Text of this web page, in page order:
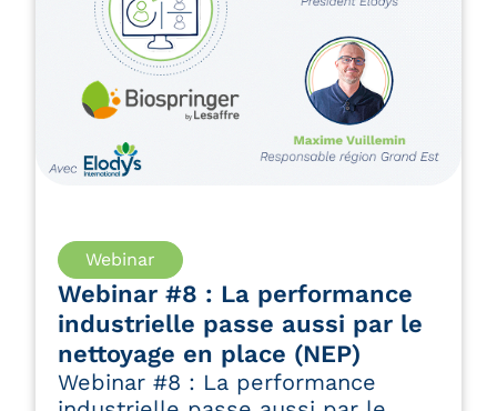
Lire l'article
Webinar
Webinar #8 : La performance
industrielle passe aussi par le
nettoyage en place (NEP)
Webinar #8 : La performance